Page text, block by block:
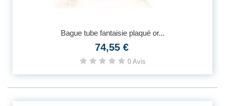
Bague tube fantaisie plaqué or...
74,55 €
0 Avis